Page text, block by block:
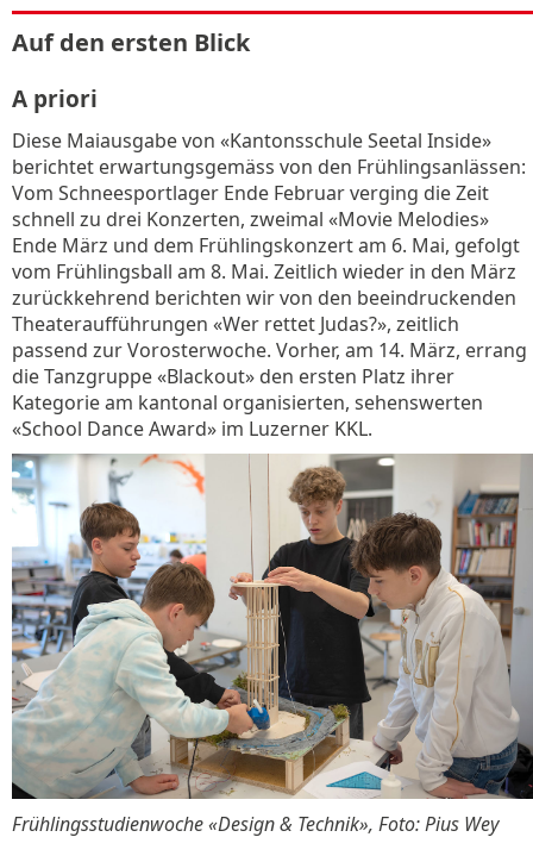
Auf den ersten Blick
A priori
Diese Maiausgabe von «Kantonsschule Seetal Inside»
berichtet erwartungsgemäss von den Frühlingsanlässen:
Vom Schneesportlager Ende Februar verging die Zeit
schnell zu drei Konzerten, zweimal «Movie Melodies»
Ende März und dem Frühlingskonzert am 6. Mai, gefolgt
vom Frühlingsball am 8. Mai. Zeitlich wieder in den März
zurückkehrend berichten wir von den beeindruckenden
Theateraufführungen «Wer rettet Judas?», zeitlich
passend zur Vorosterwoche. Vorher, am 14. März, errang
die Tanzgruppe «Blackout» den ersten Platz ihrer
Kategorie am kantonal organisierten, sehenswerten
«School Dance Award» im Luzerner KKL.
Frühlingsstudienwoche «Design & Technik», Foto: Pius Wey